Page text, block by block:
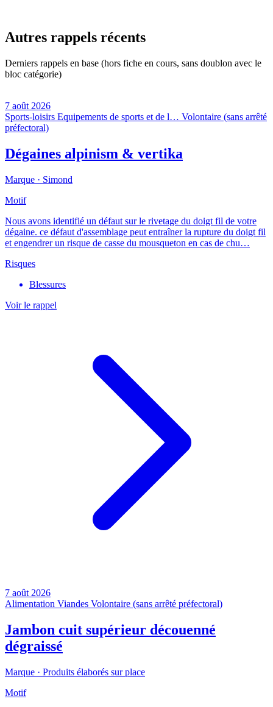
Autres rappels récents
Derniers rappels en base (hors fiche en cours, sans doublon avec le
bloc catégorie)
7 août 2026
Sports-loisirs Equipements de sports et de l… Volontaire (sans arrêté
préfectoral)
Dégaines alpinism & vertika
Marque · Simond
Motif
Nous avons identifié un défaut sur le rivetage du doigt fil de votre
dégaine. ce défaut d'assemblage peut entraîner la rupture du doigt fil
et engendrer un risque de casse du mousqueton en cas de chu…
Risques
Blessures
Voir le rappel
7 août 2026
Alimentation Viandes Volontaire (sans arrêté préfectoral)
Jambon cuit supérieur découenné
dégraissé
Marque · Produits élaborés sur place
Motif